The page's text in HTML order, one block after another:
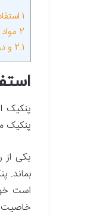
1
2
2.1 و
پنکیک
پنکیک
یکی از
بماند.
است
خاصیت